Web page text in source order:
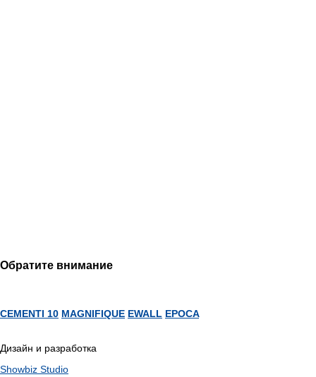
Обратите внимание
CEMENTI 10 MAGNIFIQUE EWALL EPOCA
Дизайн и разработка
Showbiz Studio